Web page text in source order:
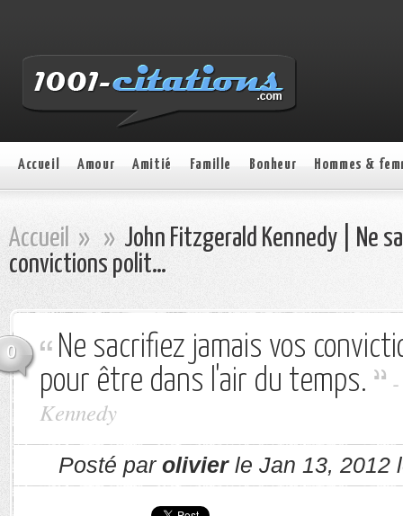
Accueil Amour Amitié Famille Bonheur Hommes &
Accueil » » John Fitzgerald Kennedy | Ne
convictions polit…
0
Ne sacrifiez jamais vos
pour être dans l'air du temps.
Kennedy
Posté par olivierle Jan 13, 2012